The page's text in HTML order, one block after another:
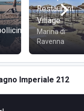
Restaurant
Village
Marina di
Ravenna
Imperiale 212